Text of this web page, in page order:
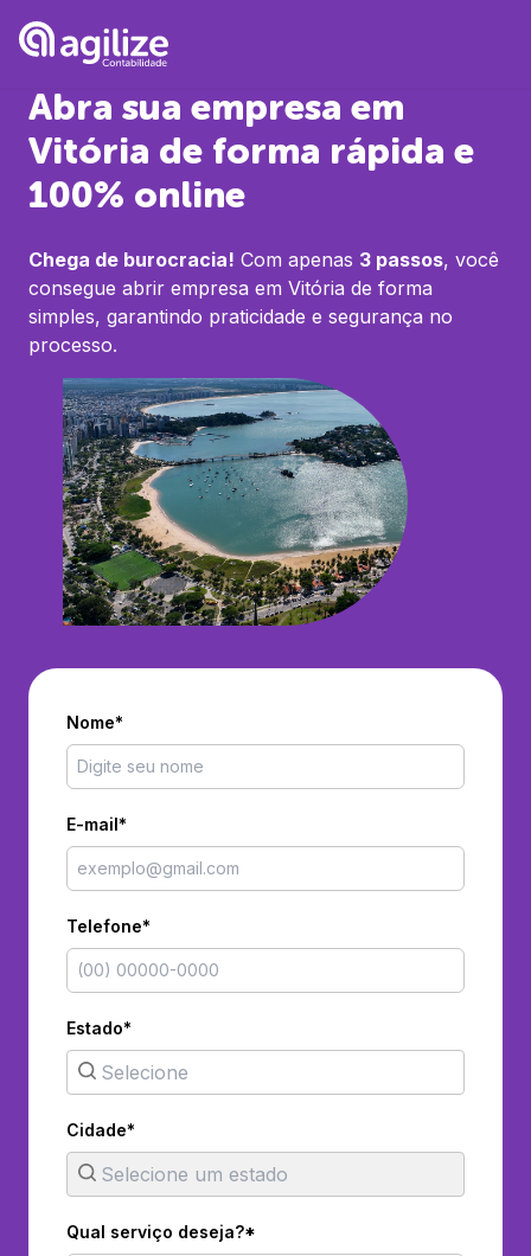
Abra sua empresa em
Vitória de forma rápida e
100% online
Chega de burocracia! Com apenas 3 passos, você
consegue abrir empresa em Vitória de forma
simples, garantindo praticidade e segurança no
processo.
Nome*
E-mail*
Telefone*
Estado*
Cidade*
Qual serviço deseja?*